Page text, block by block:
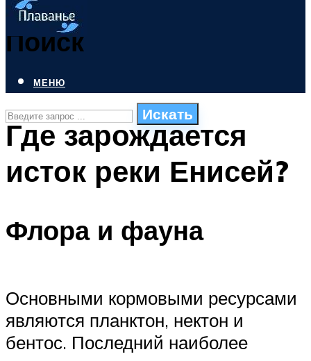
Поиск
Искать
СТИЛИ ПЛАВАНЬЯ
ПЛАВАНЬЕ ДЛЯ ДЕТЕЙ
ОЧИСТКА БАССЕЙНОВ
МЕНЮ
Где зарождается
исток реки Енисей?
Флора и фауна
Основными кормовыми ресурсами
являются планктон, нектон и
бентос. Последний наиболее